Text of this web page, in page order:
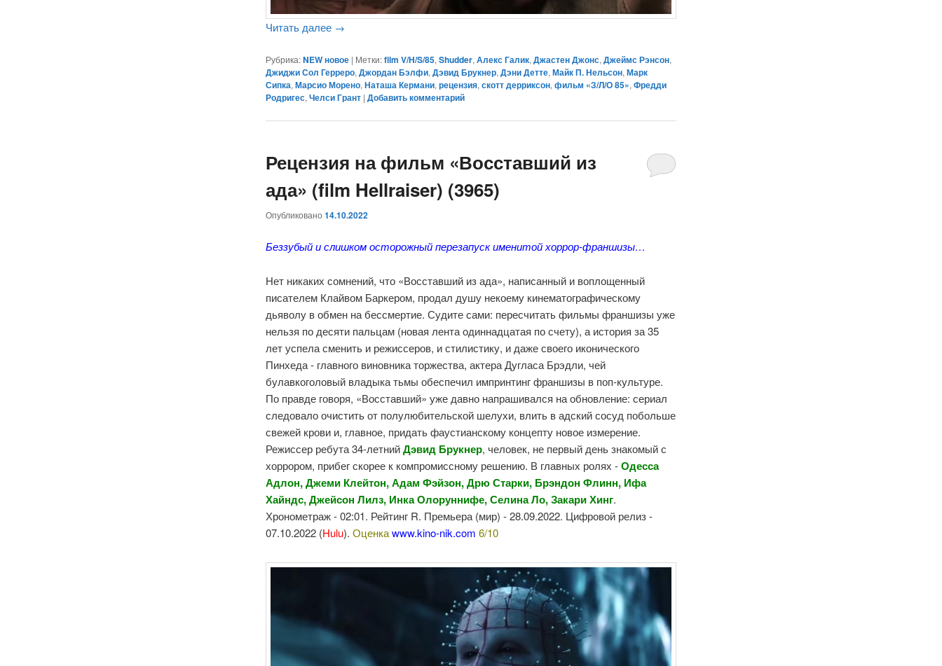
Читать далее →
Рубрика: NEW новое | Метки: film V/H/S/85,Shudder,Алекс Галик,Джастен Джонс,Джеймс Рэнсон,
Джиджи Сол Герреро,Джордан Бэлфи,Дэвид Брукнер,Дэни Детте,Майк П. Нельсон,Марк
Сипка,Марсио Морено,Наташа Кермани,рецензия,скотт дерриксон,фильм «З/Л/О 85»,Фредди
Родригес,Челси Грант |Добавить комментарий
Рецензия на фильм «Восставший из
ада» (film Hellraiser) (3965)
Опубликовано14.10.2022
Беззубый и слишком осторожный перезапуск именитой хоррор-франшизы…
Нет никаких сомнений, что «Восставший из ада», написанный и воплощенный
писателем Клайвом Баркером, продал душу некоему кинематографическому
дьяволу в обмен на бессмертие. Судите сами: пересчитать фильмы франшизы уже
нельзя по десяти пальцам (новая лента одиннадцатая по счету), а история за 35
лет успела сменить и режиссеров, и стилистику, и даже своего иконического
Пинхеда - главного виновника торжества, актера Дугласа Брэдли, чей
булавкоголовый владыка тьмы обеспечил импринтинг франшизы в поп-культуре.
По правде говоря, «Восставший» уже давно напрашивался на обновление: сериал
следовало очистить от полулюбительской шелухи, влить в адский сосуд побольше
свежей крови и, главное, придать фаустианскому концепту новое измерение.
Режиссер ребута 34-летнийДэвид Брукнер, человек, не первый день знакомый с
хоррором, прибег скорее к компромиссному решению. В главных ролях -Одесса
Адлон, Джеми Клейтон, Адам Фэйзон, Дрю Старки, Брэндон Флинн, Ифа
Хайндс, Джейсон Лилз, Инка Олоруннифе, Селина Ло, Закари Хинг.
Хронометраж - 02:01. Рейтинг R. Премьера (мир) - 28.09.2022. Цифровой релиз -
07.10.2022 (Hulu).Оценкаwww.kino-nik.com 6/10